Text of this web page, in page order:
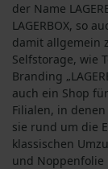
der Name
LAGERBOX, so
damit allgemein
Selfstorage, wie
Branding
auch ein Shop
Filialen, in
sie rund um die
klassischen
und Noppenfolie